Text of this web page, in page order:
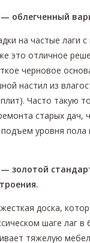
облегченный
на частые лаги
это отличное
черновое
настил из
Часто такую
старых дач,
уровня пола
золотой
доска,
шаге лаг в
тяжелую